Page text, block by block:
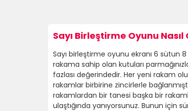
Sayı Birleştirme Oyunu Nasıl
Sayı birleştirme oyunu ekranı 6 sütun
rakama sahip olan kutuları
fazlası değerindedir. Her yeni rakam
rakamlar birbirine zincirlerle
rakamlardan bir tanesi başka bir
ulaştığında yanıyorsunuz. Bunun için